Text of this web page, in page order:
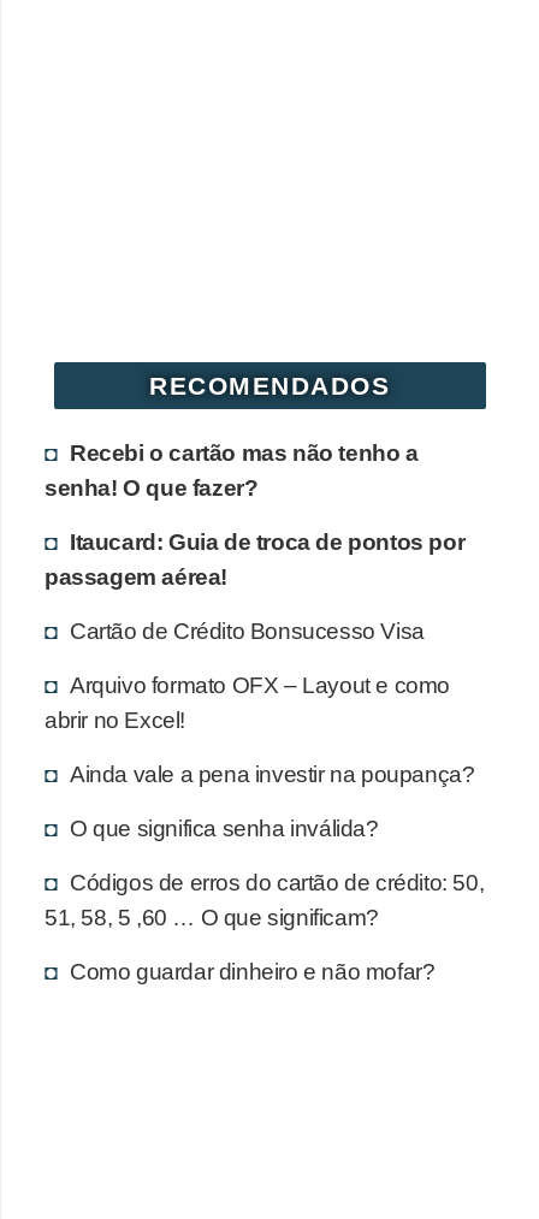
RECOMENDADOS
Recebi o cartão mas não tenho a
senha! O que fazer?
Itaucard: Guia de troca de pontos por
passagem aérea!
Cartão de Crédito Bonsucesso Visa
Arquivo formato OFX – Layout e como
abrir no Excel!
Ainda vale a pena investir na poupança?
O que significa senha inválida?
Códigos de erros do cartão de crédito: 50,
51, 58, 5 ,60 … O que significam?
Como guardar dinheiro e não mofar?
d
é
b
o
E
d
u
a
ç
o
i